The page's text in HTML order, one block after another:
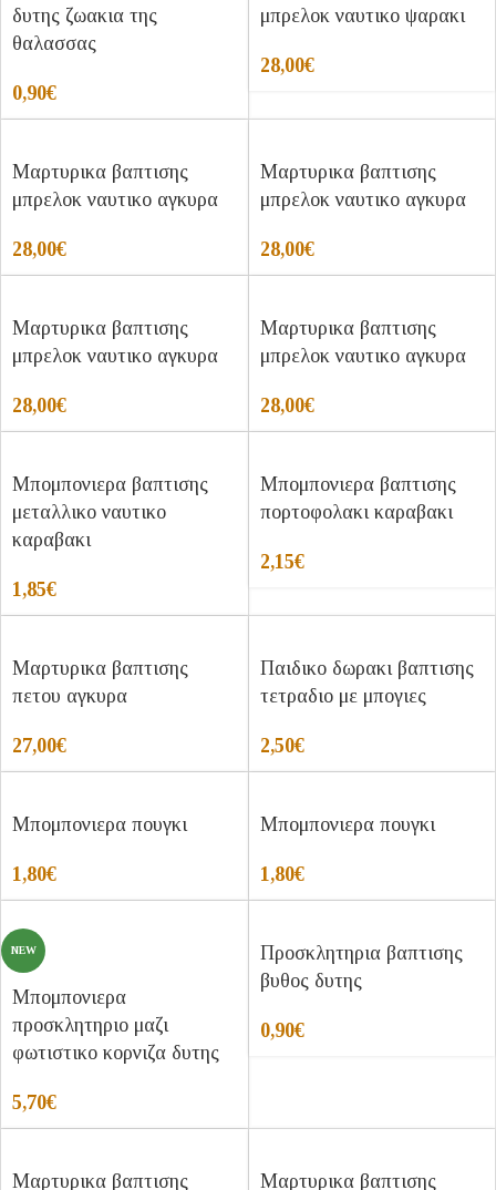
δυτης ζωακια της
θαλασσας
0,90€
μπρελοκ ναυτικο ψαρακι
28,00€
Μαρτυρικα βαπτισης
μπρελοκ ναυτικο αγκυρα
28,00€
Μαρτυρικα βαπτισης
μπρελοκ ναυτικο αγκυρα
28,00€
Μαρτυρικα βαπτισης
μπρελοκ ναυτικο αγκυρα
28,00€
Μαρτυρικα βαπτισης
μπρελοκ ναυτικο αγκυρα
28,00€
Μπομπονιερα βαπτισης
μεταλλικο ναυτικο
καραβακι
1,85€
Μπομπονιερα βαπτισης
πορτοφολακι καραβακι
2,15€
Μαρτυρικα βαπτισης
πετου αγκυρα
27,00€
Παιδικο δωρακι βαπτισης
τετραδιο με μπογιες
2,50€
Μπομπονιερα πουγκι
1,80€
Μπομπονιερα πουγκι
1,80€
NEW
Μπομπονιερα
προσκλητηριο μαζι
φωτιστικο κορνιζα δυτης
5,70€
Προσκλητηρια βαπτισης
βυθος δυτης
0,90€
Μαρτυρικα βαπτισης Μαρτυρικα βαπτισης